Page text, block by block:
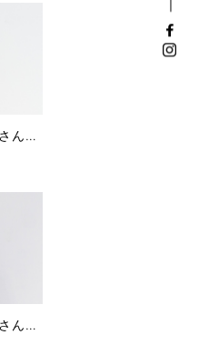
【Press News】黒柳徹子さんに「徹子の部屋」で春夏コレクションをご着用頂きました!!
【Press News】黒柳徹子さんに「徹子の部屋」で春夏コレクションをご着用頂きました!!